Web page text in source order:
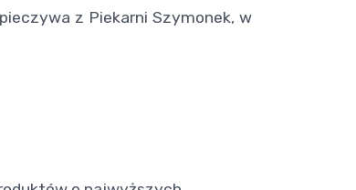
z Piekarni Szymonek, w